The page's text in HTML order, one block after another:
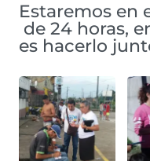
Estaremos en
de 24 horas,
es hacerlo